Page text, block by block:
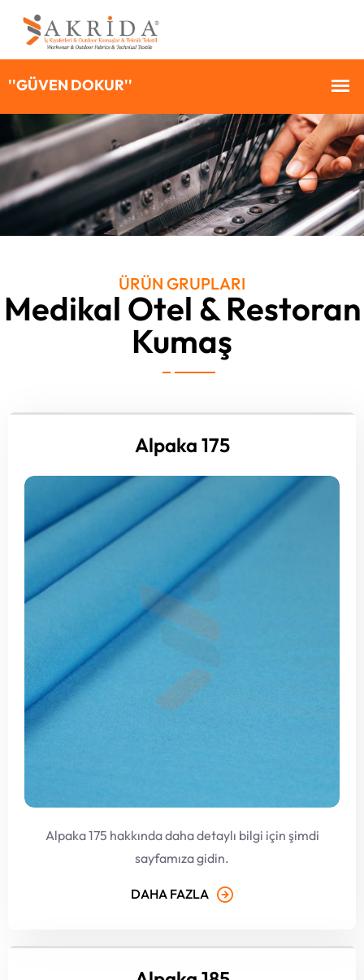
ÜRÜN GRUPLARI
Medikal Otel & Restoran
Kumaş
Alpaka 175
Alpaka 175 hakkında daha detaylı bilgi için şimdi
sayfamıza gidin.
DAHA FAZLA